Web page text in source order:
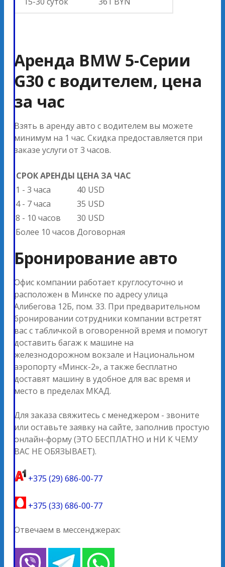
Аренда BMW 5-Серии
G30 с водителем, цена
за час
Взять в аренду авто с водителем вы можете
минимум на 1 час. Скидка предоставляется при
заказе услуги от 3 часов.
СРОК АРЕНДЫ ЦЕНА ЗА ЧАС
1 - 3 часа
40 USD
4 - 7 часа
35 USD
8 - 10 часов
30 USD
Более 10 часов Договорная
Бронирование авто
Офис компании работает круглосуточно и
расположен в Минске по адресу улица
Алибегова 12Б, пом. 33. При предварительном
бронировании сотрудники компании встретят
вас с табличкой в оговоренной время и помогут
доставить багаж к машине на
железнодорожном вокзале и Национальном
аэропорту «Минск-2», а также бесплатно
доставят машину в удобное для вас время и
место в пределах МКАД.
Для заказа свяжитесь с менеджером - звоните
или оставьте заявку на сайте, заполнив простую
онлайн-форму (ЭТО БЕСПЛАТНО и НИ К ЧЕМУ
ВАС НЕ ОБЯЗЫВАЕТ).
+375 (29) 686-00-77
+375 (33) 686-00-77
Отвечаем в мессенджерах: